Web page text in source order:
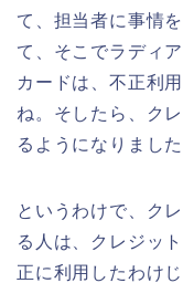
て、担当者に事情
て、そこでラディ
カードは、不正利
ね。そしたら、ク
るようになりました
というわけで、ク
る人は、クレジッ
正に利用したわけ